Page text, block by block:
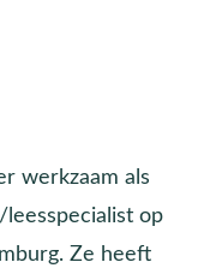
werkzaam als
op
Ze heeft